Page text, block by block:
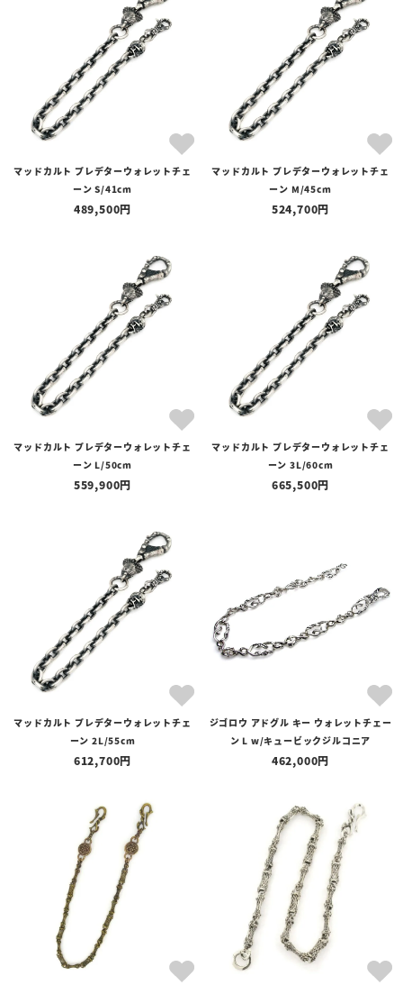
マッドカルト プレデターウォレットチェ
ーン S/41cm
489,500
マッドカルト プレデターウォレットチェ
ーン M/45cm
524,700
マッドカルト プレデターウォレットチェ
ーン L/50cm
559,900
マッドカルト プレデターウォレットチェ
ーン 3L/60cm
665,500
マッドカルト プレデターウォレットチェ
ーン 2L/55cm
612,700
ジゴロウ アドグル キー ウォレットチェー
ン L w/キュービックジルコニア
462,000